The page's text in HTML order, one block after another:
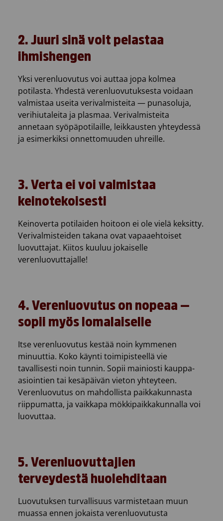
2. Juuri sinä voit pelastaa
ihmishengen
Yksi verenluovutus voi auttaa jopa kolmea
potilasta. Yhdestä verenluovutuksesta voidaan
valmistaa useita verivalmisteita — punasoluja,
verihiutaleita ja plasmaa. Verivalmisteita
annetaan syöpäpotilaille, leikkausten yhteydessä
ja esimerkiksi onnettomuuden uhreille.
3. Verta ei voi valmistaa
keinotekoisesti
Keinoverta potilaiden hoitoon ei ole vielä keksitty.
Verivalmisteiden takana ovat vapaaehtoiset
luovuttajat. Kiitos kuuluu jokaiselle
verenluovuttajalle!
4. Verenluovutus on nopeaa —
sopii myös lomalaiselle
Itse verenluovutus kestää noin kymmenen
minuuttia. Koko käynti toimipisteellä vie
tavallisesti noin tunnin. Sopii mainiosti kauppa-
asiointien tai kesäpäivän vieton yhteyteen.
Verenluovutus on mahdollista paikkakunnasta
riippumatta, ja vaikkapa mökkipaikkakunnalla voi
luovuttaa.
5. Verenluovuttajien
terveydestä huolehditaan
Luovutuksen turvallisuus varmistetaan muun
muassa ennen jokaista verenluovutusta